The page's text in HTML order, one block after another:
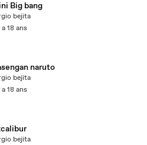
Big bang
bejita
18 ans
naruto
bejita
18 ans
bejita